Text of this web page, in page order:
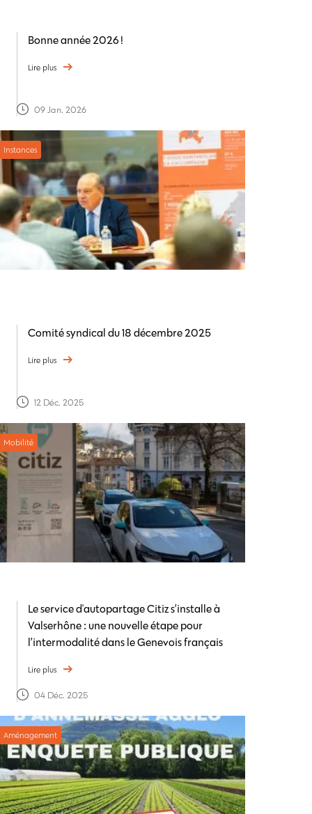
Bonne année 2026 !
Lire plus
09 Jan. 2026
Instances
Comité syndical du 18 décembre 2025
Lire plus
12 Déc. 2025
Mobilité
Le service d'autopartage Citiz s’installe à
Valserhône : une nouvelle étape pour
l’intermodalité dans le Genevois français
Lire plus
04 Déc. 2025
Aménagement